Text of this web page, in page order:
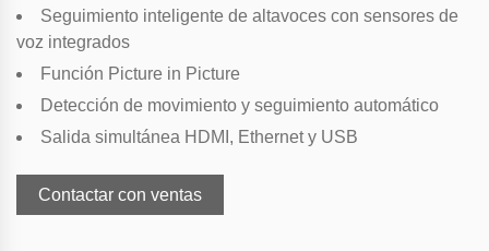
Seguimiento inteligente de altavoces con sensores de
voz integrados
Función Picture in Picture
Detección de movimiento y seguimiento automático
Salida simultánea HDMI, Ethernet y USB
Contactar con ventas